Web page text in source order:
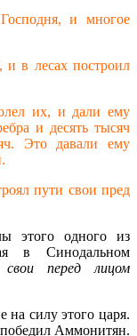
и многое
и в лесах построил
их, и дали ему
и десять тысяч
Это давали ему
пути свои пред
этого одного из
в Синодальном
перед лицом
на силу этого царя.
Аммонитян.